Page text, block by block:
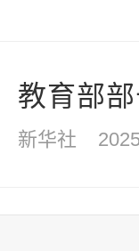
教育部
新华社